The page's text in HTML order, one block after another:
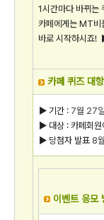
1시간마다 바뀌는
카페에게는 MT비
바로 시작하시죠!
카페 퀴즈 대
▶ 기간 : 7월 27
▶ 대상 : 카페회
▶ 당첨자 발표 8
이벤트 응모